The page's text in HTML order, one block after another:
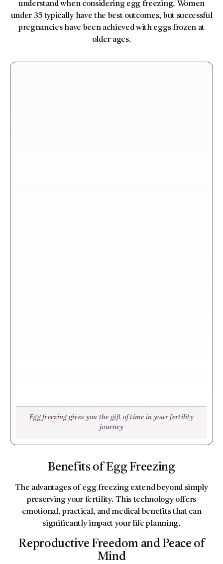
understand when considering egg freezing. Women
under 35 typically have the best outcomes, but successful
pregnancies have been achieved with eggs frozen at
older ages.
Egg freezing gives you the gift of time in your fertility
journey
Benefits of Egg Freezing
The advantages of egg freezing extend beyond simply
preserving your fertility. This technology offers
emotional, practical, and medical benefits that can
significantly impact your life planning.
Reproductive Freedom and Peace of
Mind